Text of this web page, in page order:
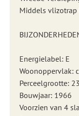
Middels
Energielabel: E
Woonoppervlak:
Perceelgrootte:
Bouwjaar: 1966
Voorzien van 4